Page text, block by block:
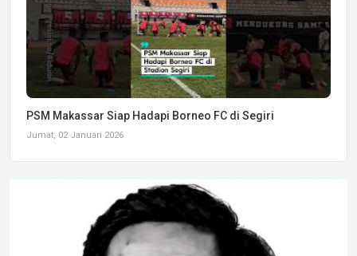
PSM Makassar Siap Hadapi Borneo FC di Segiri
Jumat, 02 Januari 2026